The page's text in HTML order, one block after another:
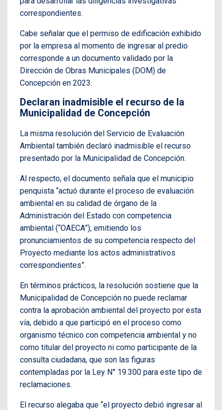
correspondientes.
Cabe señalar que el permiso de edificación exhibido
por la empresa al momento de ingresar al predio
corresponde a un documento validado por la
Dirección de Obras Municipales (DOM) de
Concepción en 2023.
Declaran inadmisible el recurso de la
Municipalidad de Concepción
La misma resolución del Servicio de Evaluación
Ambiental también declaró inadmisible el recurso
presentado por la Municipalidad de Concepción.
Al respecto, el documento señala que el municipio
penquista “actuó durante el proceso de evaluación
ambiental en su calidad de órgano de la
Administración del Estado con competencia
ambiental (“OAECA”), emitiendo los
pronunciamientos de su competencia respecto del
Proyecto mediante los actos administrativos
correspondientes”.
En términos prácticos, la resolución sostiene que la
Municipalidad de Concepción no puede reclamar
contra la aprobación ambiental del proyecto por esta
vía, debido a que participó en el proceso como
organismo técnico con competencia ambiental y no
como titular del proyecto ni como participante de la
consulta ciudadana, que son las figuras
contempladas por la Ley N° 19.300 para este tipo de
reclamaciones.
El recurso alegaba que “el proyecto debió ingresar al